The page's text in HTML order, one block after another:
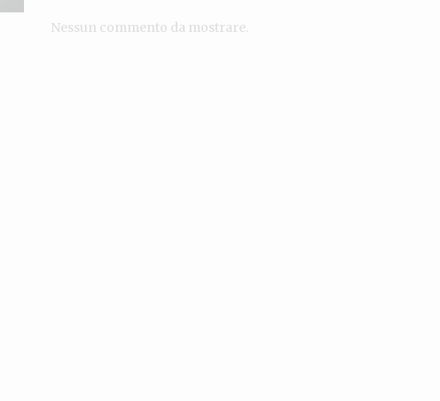
Nessun commento da mostrare.